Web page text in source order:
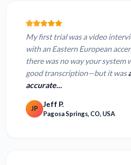
My first trial was a video
with an Eastern European
there was no way your system
good transcription—but it was
accurate...
JP Jeff P.
Pagosa Springs, CO, USA